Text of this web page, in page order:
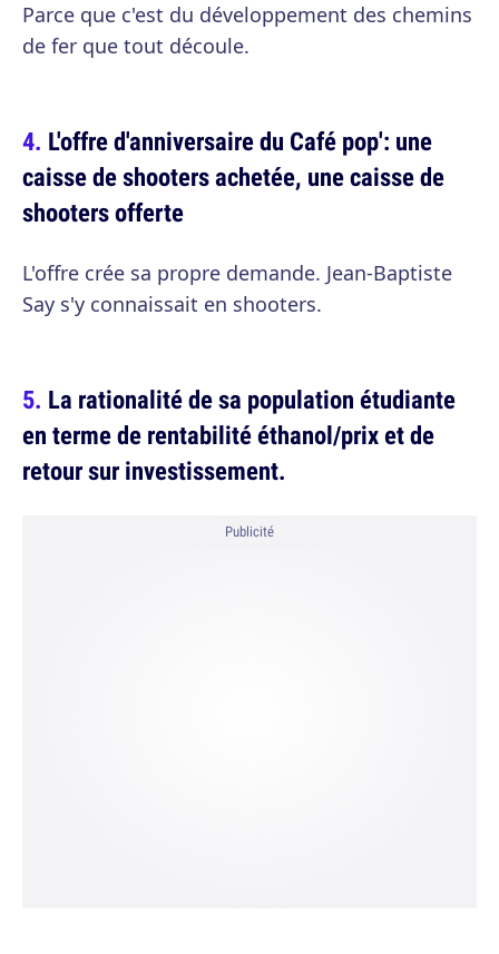
Parce que c'est du développement des chemins
de fer que tout découle.
L'offre d'anniversaire du Café pop': une
caisse de shooters achetée, une caisse de
shooters offerte
L'offre crée sa propre demande. Jean-Baptiste
Say s'y connaissait en shooters.
La rationalité de sa population étudiante
en terme de rentabilité éthanol/prix et de
retour sur investissement.
Publicité